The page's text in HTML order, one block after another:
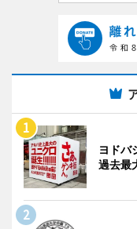
ヨド
過去最